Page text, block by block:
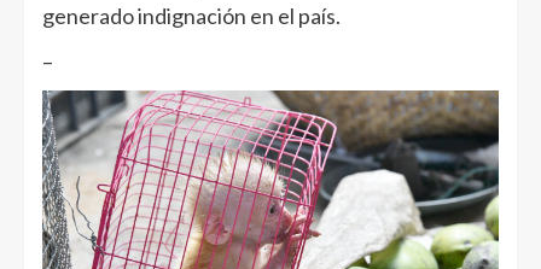
generado indignación en el país.
–